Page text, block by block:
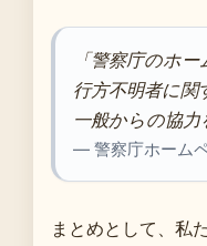
「警察庁のホ
行方不明者に関
一般からの協力
— 警察庁ホーム
まとめとして、私